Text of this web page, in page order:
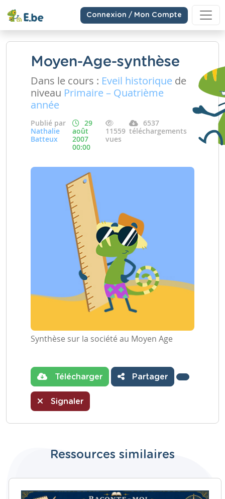
Connexion / Mon Compte
Moyen-Age-synthèse
Dans le cours : Eveil historique de
niveau Primaire – Quatrième
année
Publié par
Nathalie
Batteux
29
août
2007
00:00
11559
vues
6537
téléchargements
Synthèse sur la société au Moyen Age
Télécharger Partager
Signaler
Ressources similaires